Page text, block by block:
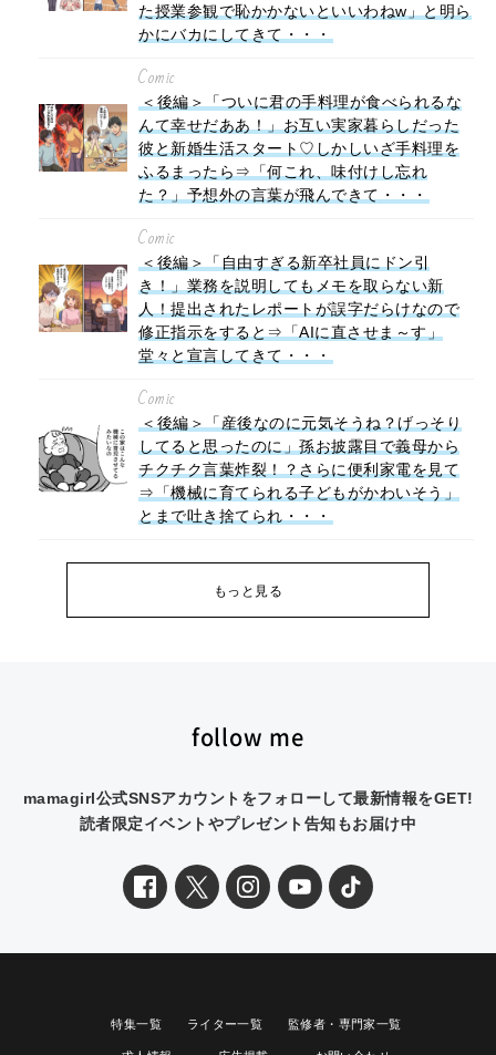
た授業参観で恥かかないといいわねw」と明ら
かにバカにしてきて・・・
Comic
＜後編＞「ついに君の手料理が食べられるな
んて幸せだああ！」お互い実家暮らしだった
彼と新婚生活スタート♡しかしいざ手料理を
ふるまったら⇒「何これ、味付けし忘れ
た？」予想外の言葉が飛んできて・・・
Comic
＜後編＞「自由すぎる新卒社員にドン引
き！」業務を説明してもメモを取らない新
人！提出されたレポートが誤字だらけなので
修正指示をすると⇒「AIに直させま～す」
堂々と宣言してきて・・・
Comic
＜後編＞「産後なのに元気そうね？げっそり
してると思ったのに」孫お披露目で義母から
チクチク言葉炸裂！？さらに便利家電を見て
⇒「機械に育てられる子どもがかわいそう」
とまで吐き捨てられ・・・
もっと見る
follow me
mamagirl公式SNSアカウントをフォローして最新情報をGET!
読者限定イベントやプレゼント告知もお届け中
特集一覧 ライター一覧 監修者・専門家一覧